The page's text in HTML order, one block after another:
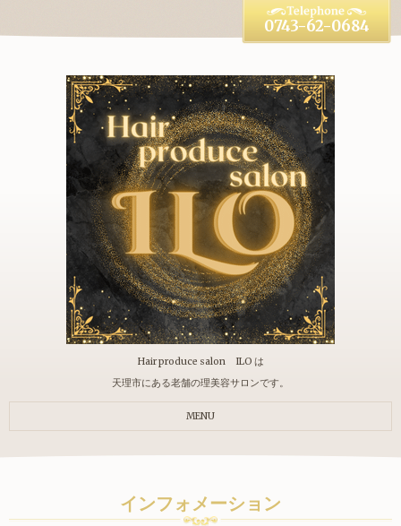
Hair produce salon ILO は
天理市にある老舗の理美容サロンです。
0743-62-0684
MENU
インフォメーション